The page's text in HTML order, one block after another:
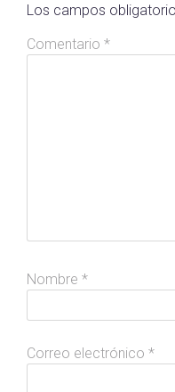
Los campos
Comentario *
Nombre *
Correo electrónico *